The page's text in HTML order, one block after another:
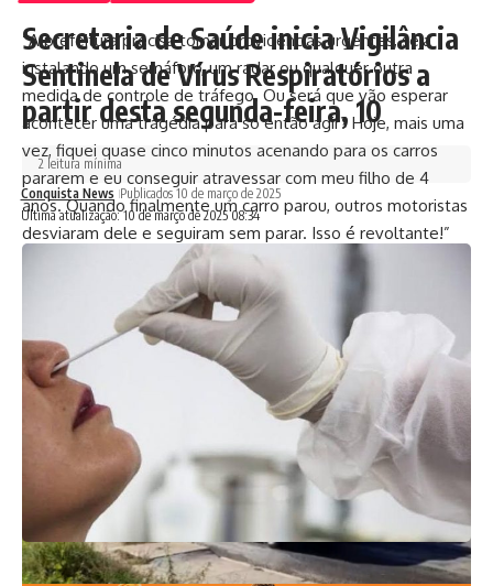
“A prefeitura precisa tomar providências urgentes, seja
instalando um semáforo, um radar ou qualquer outra
medida de controle de tráfego. Ou será que vão esperar
acontecer uma tragédia para só então agir? Hoje, mais uma
vez, fiquei quase cinco minutos acenando para os carros
pararem e eu conseguir atravessar com meu filho de 4
anos. Quando finalmente um carro parou, outros motoristas
desviaram dele e seguiram sem parar. Isso é revoltante!”
Secretaria de Saúde inicia Vigilância
Sentinela de Vírus Respiratórios a
partir desta segunda-feira, 10
Ultima atualização: 10 de março de 2025 08:34
Conquista News Publicados 10 de março de 2025
2 leitura mínima